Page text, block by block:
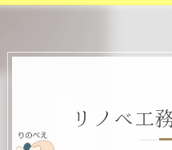
リノベ工